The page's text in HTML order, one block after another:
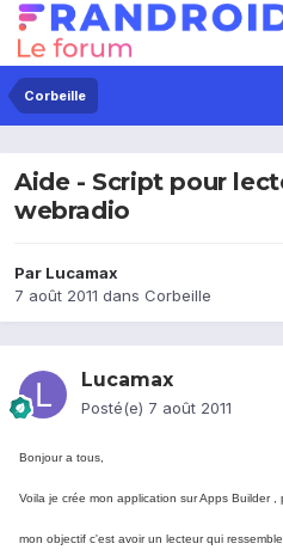
Corbeille
Aide - Script pour
webradio
Par Lucamax
7 août 2011 dans Corbeille
Lucamax
Posté(e) 7 août 2011
Bonjour a tous,
Voila je crée mon application sur Apps Builder ,
mon objectif c'est avoir un lecteur qui